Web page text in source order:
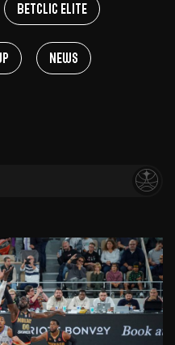
Betclic Elite
News